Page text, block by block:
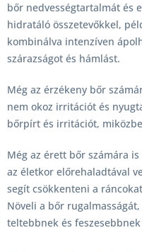
bőr nedvességtartalmát és
hidratáló összetevőkkel,
kombinálva intenzíven
szárazságot és hámlást.
Még az érzékeny bőr
nem okoz irritációt és
bőrpírt és irritációt,
Még az érett bőr számára
az életkor előrehaladtával
segít csökkenteni a
Növeli a bőr
teltebbnek és